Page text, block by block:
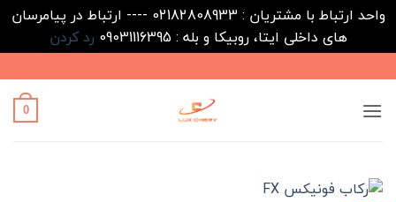
واحد ارتباط با مشتریان : 02182808933 ---- ارتباط در پیامرسان
های داخلی ایتا، روبیکا و بله : 09031116395
رد کردن
to
content
0